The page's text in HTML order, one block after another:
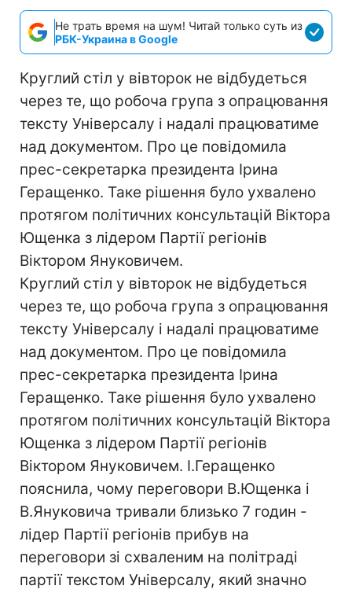
Не трать время на шум! Читай только суть из
РБК-Украина в Google
Круглий стіл у вівторок не відбудеться
через те, що робоча група з опрацювання
тексту Універсалу і надалі працюватиме
над документом. Про це повідомила
прес-секретарка президента Ірина
Геращенко. Таке рішення було ухвалено
протягом політичних консультацій Віктора
Ющенка з лідером Партії регіонів
Віктором Януковичем.
Круглий стіл у вівторок не відбудеться
через те, що робоча група з опрацювання
тексту Універсалу і надалі працюватиме
над документом. Про це повідомила
прес-секретарка президента Ірина
Геращенко. Таке рішення було ухвалено
протягом політичних консультацій Віктора
Ющенка з лідером Партії регіонів
Віктором Януковичем. І.Геращенко
пояснила, чому переговори В.Ющенка і
В.Януковича тривали близько 7 годин -
лідер Партії регіонів прибув на
переговори зі схваленим на політраді
партії текстом Універсалу, який значно